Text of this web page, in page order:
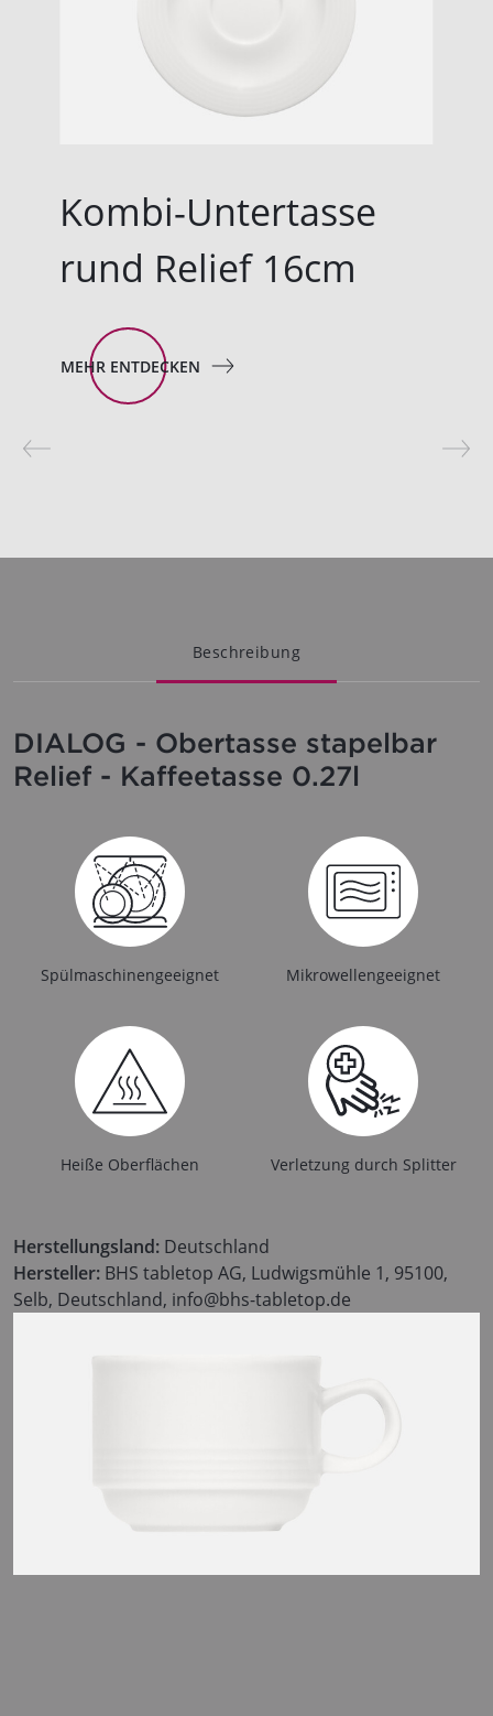
Kombi-Untertasse
rund Relief 16cm
MEHR ENTDECKEN
Beschreibung
DIALOG - Obertasse stapelbar
Relief - Kaffeetasse 0.27l
Spülmaschinengeeignet Mikrowellengeeignet
Heiße Oberflächen Verletzung durch Splitter
Herstellungsland: Deutschland
Hersteller: BHS tabletop AG, Ludwigsmühle 1, 95100,
Selb, Deutschland, info@bhs-tabletop.de